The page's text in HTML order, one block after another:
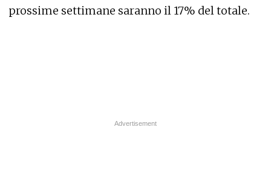
prossime settimane saranno il 17% del totale.